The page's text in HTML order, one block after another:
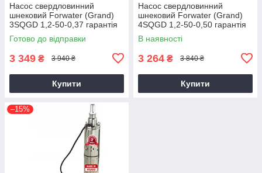
Насос свердловинний
шнековий Forwater (Grand)
3SQGD 1,2-50-0,37 гарантія
3 роки
Готово до відправки
3 349 ₴ 3 940 ₴
Купити
Насос свердловинний
шнековий Forwater (Grand)
4SQGD 1,2-50-0,50 гарантія
3 роки
В наявності
3 264 ₴ 3 840 ₴
Купити
–15%